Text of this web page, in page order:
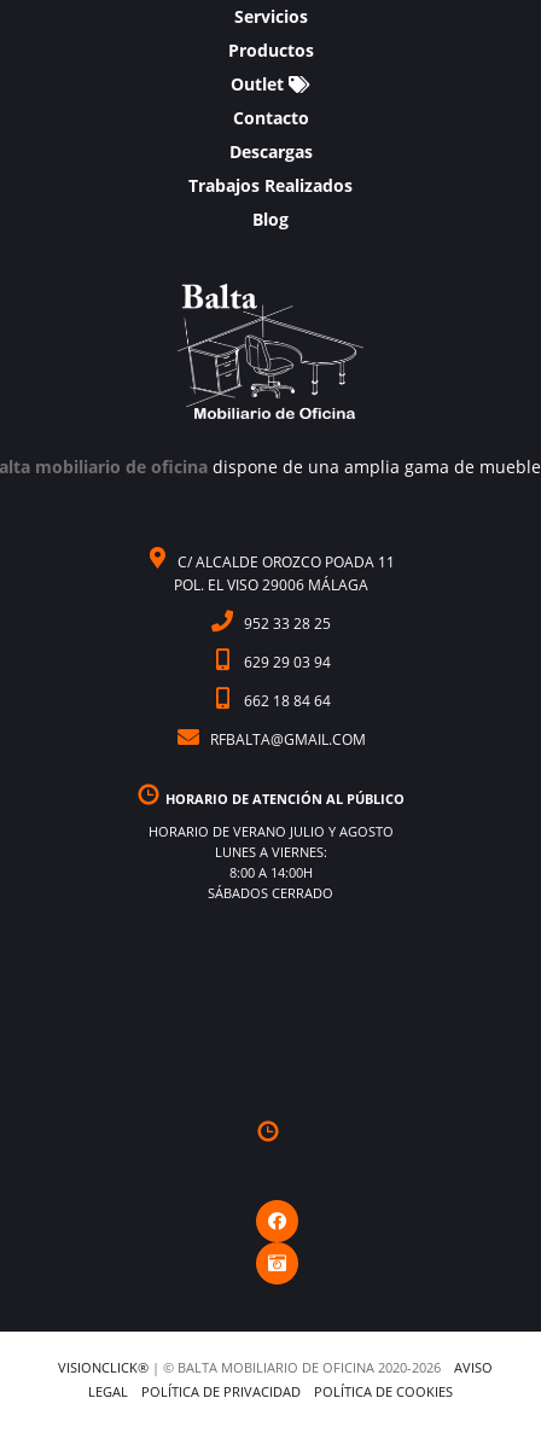
Servicios
Productos
Outlet
Contacto
Descargas
Trabajos Realizados
Blog
mobiliario de oficinadispone de una amplia gama de
C/ ALCALDE OROZCO POADA 11
POL. EL VISO 29006 MÁLAGA
952 33 28 25
629 29 03 94
662 18 84 64
RFBALTA@GMAIL.COM
HORARIO DE ATENCIÓN AL PÚBLICO
HORARIO DE VERANO JULIO Y AGOSTO
LUNES A VIERNES:
8:00 A 14:00H
SÁBADOS CERRADO
VISIONCLICK® | © BALTA MOBILIARIO DE OFICINA 2020-2026
AVISO
LEGAL
POLÍTICA DE PRIVACIDAD POLÍTICA DE COOKIES